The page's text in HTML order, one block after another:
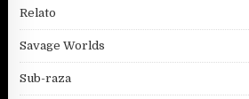
Relato
Savage Worlds
Sub-raza